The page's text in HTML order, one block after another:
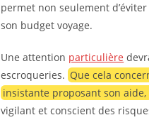
permet non seulement
son budget voyage.
Une attention particulière
escroqueries.Que cela
insistante proposant son
vigilant et conscient des